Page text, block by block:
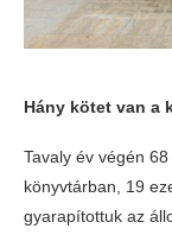
Hány kötet van a
Tavaly év végén
könyvtárban, 19
gyarapítottuk az